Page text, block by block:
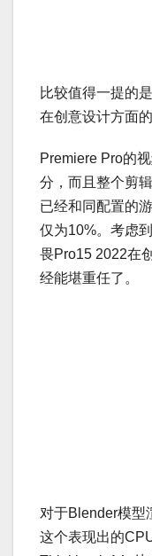
比较值得一提的
在创意设计方面
Premiere Pro的
分，而且整个剪
已经和同配置的
仅为10%。考虑
畏Pro15 2022在
经能堪重任了。
对于Blender模型
这个表现出的